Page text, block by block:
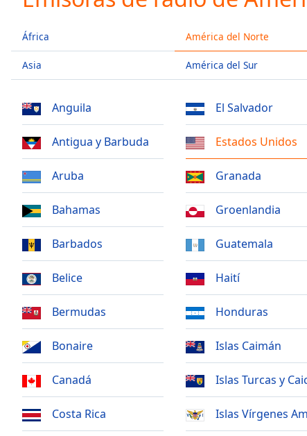
Current
Duration-:-
Loaded:
0.00%
Stream
TypeLIVE
Seek to
behind
LIVE
Time-
Playback
Rate
Chapters
Chapters
descriptions
off
selected
África
Asia
América del Norte
América del Sur
Anguila
Antigua y Barbuda
Aruba
Bahamas
Barbados
Belice
Bermudas
Bonaire
Canadá
Costa Rica
El Salvador
Estados Unidos
Granada
Groenlandia
Guatemala
Haití
Honduras
Islas Caimán
Islas Turcas y
Islas Vírgenes